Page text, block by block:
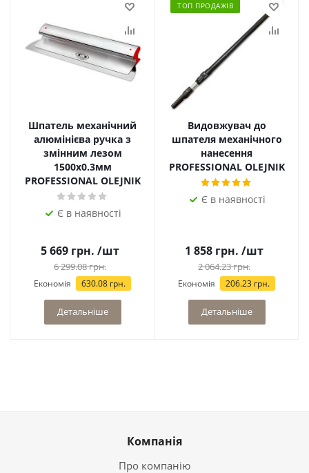
Шпатель механічний
алюмінієва ручка з
змінним лезом
1500х0.3мм
PROFESSIONAL OLEJNIK
Є в наявності
5 669 грн. /шт
6 299.08грн.
Економія 630.08 грн.
Детальніше
ТОП ПРОДАЖІВ
Видовжувач до
шпателя механічного
нанесення
PROFESSIONAL OLEJNIK
Є в наявності
1 858 грн. /шт
2 064.23грн.
Економія 206.23 грн.
Детальніше
Компанія
Про компанію